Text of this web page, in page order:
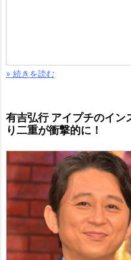
» 続きを読む
有吉弘行 アイプチのイン
り二重が衝撃的に！